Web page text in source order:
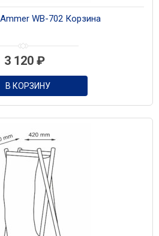
WB-702 Корзина
3 120 ₽
В КОРЗИНУ